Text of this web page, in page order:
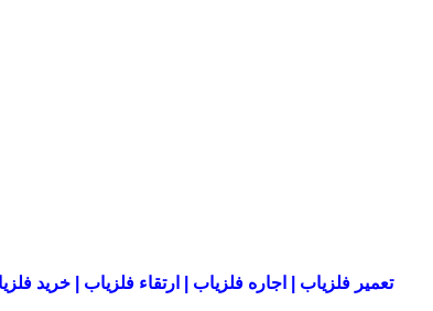
تعمیر فلزیاب | اجاره فلزیاب | ارتقاء فلزیاب | خرید